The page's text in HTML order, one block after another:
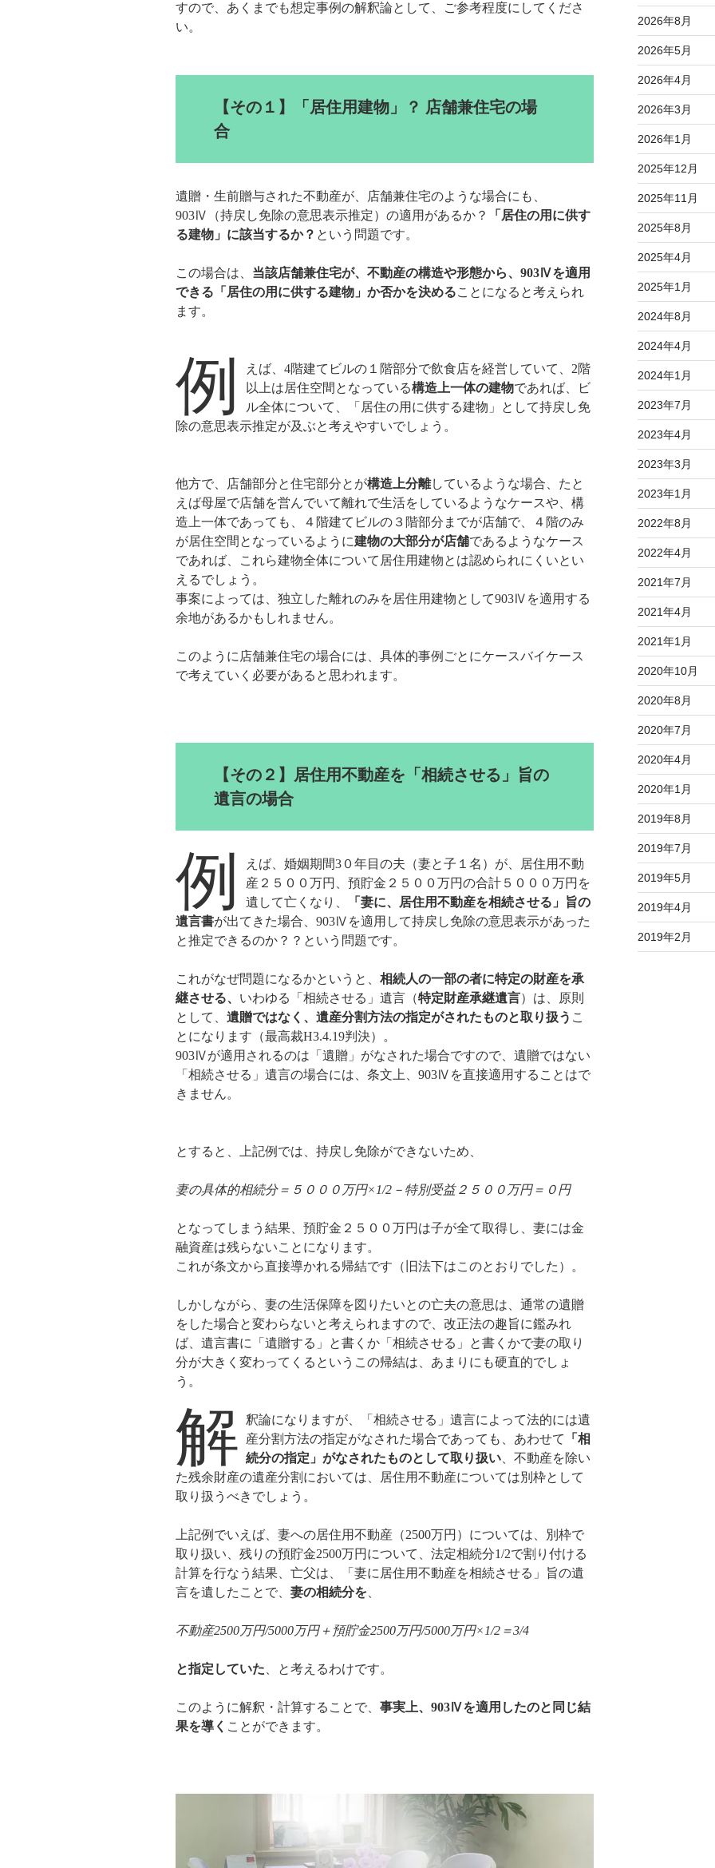
すので、あくまでも想定事例の解釈論として、ご参考程度にしてくださ
い。
【その１】「居住用建物」？ 店舗兼住宅の場
合
遺贈・生前贈与された不動産が、店舗兼住宅のような場合にも、
903Ⅳ（持戻し免除の意思表示推定）の適用があるか？
「居住の用に供す
る建物」に該当するか？ という問題です。
この場合は、 当該店舗兼住宅が、不動産の構造や形態から、903Ⅳを適用
できる「居住の用に供する建物」か否かを決めることになると考えられ
ます。
例
えば、4階建てビルの１階部分で飲食店を経営していて、2階
以上は居住空間となっている構造上一体の建物であれば、ビ
ル全体について、「居住の用に供する建物」として持戻し免
除の意思表示推定が及ぶと考えやすいでしょう。
他方で、店舗部分と住宅部分とが構造上分離しているような場合、たと
えば母屋で店舗を営んでいて離れで生活をしているようなケースや、構
造上一体であっても、４階建てビルの３階部分までが店舗で、４階のみ
が居住空間となっているように建物の大部分が店舗であるようなケース
であれば、これら建物全体について居住用建物とは認められにくいとい
えるでしょう。
事案によっては、独立した離れのみを居住用建物として903Ⅳを適用する
余地があるかもしれません。
このように店舗兼住宅の場合には、具体的事例ごとにケースバイケース
で考えていく必要があると思われます。
【その２】居住用不動産を「相続させる」旨の
遺言の場合
例
えば、婚姻期間3０年目の夫（妻と子１名）が、居住用不動
産２５００万円、預貯金２５００万円の合計５０００万円を
遺して亡くなり、
「妻に、居住用不動産を相続させる」旨の
遺言書が出てきた場合、903Ⅳを適用して持戻し免除の意思表示があった
と推定できるのか？？という問題です。
これがなぜ問題になるかというと、 相続人の一部の者に特定の財産を承
継させる、 いわゆる「相続させる」遺言（特定財産承継遺言）は、原則
として、 遺贈ではなく、遺産分割方法の指定がされたものと取り扱う こ
とになります（最高裁H3.4.19判決）。
903Ⅳが適用されるのは「遺贈」がなされた場合ですので、遺贈ではない
「相続させる」遺言の場合には、条文上、903Ⅳを直接適用することはで
きません。
とすると、上記例では、持戻し免除ができないため、
妻の具体的相続分＝５０００万円×1/2－特別受益２５００万円＝０円
となってしまう結果、預貯金２５００万円は子が全て取得し、妻には金
融資産は残らないことになります。
これが条文から直接導かれる帰結です（旧法下はこのとおりでした）。
しかしながら、妻の生活保障を図りたいとの亡夫の意思は、通常の遺贈
をした場合と変わらないと考えられますので、改正法の趣旨に鑑みれ
ば、遺言書に「遺贈する」と書くか「相続させる」と書くかで妻の取り
分が大きく変わってくるというこの帰結は、あまりにも硬直的でしょ
う。
解
釈論になりますが、「相続させる」遺言によって法的には遺
産分割方法の指定がなされた場合であっても、あわせて
「相
続分の指定」がなされたものとして取り扱い 、不動産を除い
た残余財産の遺産分割においては、居住用不動産については別枠として
取り扱うべきでしょう。
上記例でいえば、妻への居住用不動産（2500万円）については、別枠で
取り扱い、残りの預貯金2500万円について、法定相続分1/2で割り付ける
計算を行なう結果、亡父は、「妻に居住用不動産を相続させる」旨の遺
言を遺したことで、 妻の相続分を
不動産2500万円/5000万円＋預貯金2500万円/5000万円×1/2＝3/4
と指定していた 、と考えるわけです。
このように解釈・計算することで、 事実上、903Ⅳを適用したのと同じ結
果を導く ことができます。
2026年8月
2026年5月
2026年4月
2026年3月
2026年1月
2025年12月
2025年11月
2025年8月
2025年4月
2025年1月
2024年8月
2024年4月
2024年1月
2023年7月
2023年4月
2023年3月
2023年1月
2022年8月
2022年4月
2021年7月
2021年4月
2021年1月
2020年10月
2020年8月
2020年7月
2020年4月
2020年1月
2019年8月
2019年7月
2019年5月
2019年4月
2019年2月